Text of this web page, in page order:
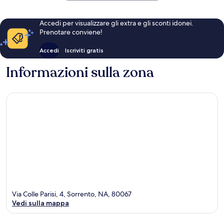
Accedi per visualizzare gli extra e gli sconti idonei.
Prenotare conviene!
Accedi Iscriviti gratis
Informazioni sulla zona
Via Colle Parisi, 4, Sorrento, NA, 80067
Vedi sulla mappa